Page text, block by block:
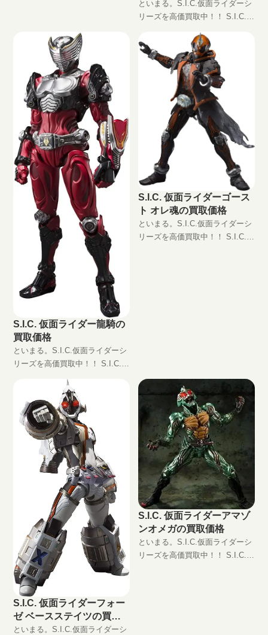
格
といまる。S.I.C.仮面ライダーシ
リーズを高価買取中！！ S.I.C.
ォーム JAN:4573102580412 現在
の買取価格は円（未開封
S.I.C. 仮面ライダー龍騎の
買取価格
といまる。S.I.C.仮面ライダーシ
リーズを高価買取中！！ S.I.C.
JAN:4573102580429 現在の買取
価格は円（未開封の場合） 『仮
S.I.C. 仮面ライダーゴース
ト オレ魂の買取価格
といまる。S.I.C.仮面ライダーシ
リーズを高価買取中！！ S.I.C.
S.I.C. 仮面ライダーフォー
ゼ ベースステイツの買取
価格
といまる。S.I.C.仮面ライダーシ
S.I.C. 仮面ライダーアマゾ
ンオメガの買取価格
といまる。S.I.C.仮面ライダーシ
リーズを高価買取中！！ S.I.C.